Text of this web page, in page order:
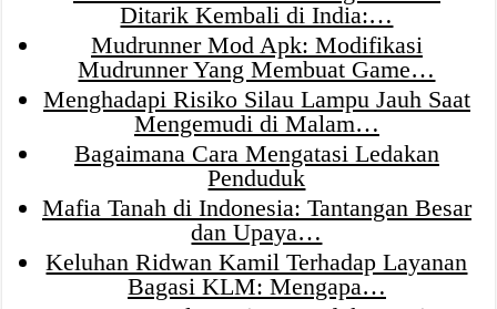
Ditarik Kembali di India:…
Mudrunner Mod Apk: Modifikasi
Mudrunner Yang Membuat Game…
Menghadapi Risiko Silau Lampu Jauh Saat
Mengemudi di Malam…
Bagaimana Cara Mengatasi Ledakan
Penduduk
Mafia Tanah di Indonesia: Tantangan Besar
dan Upaya…
Keluhan Ridwan Kamil Terhadap Layanan
Bagasi KLM: Mengapa…